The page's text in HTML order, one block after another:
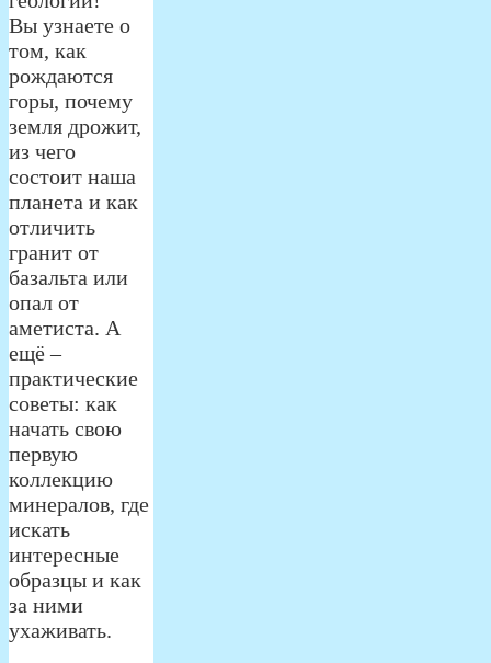
Вы узнаете о
том, как
рождаются
горы, почему
земля дрожит,
из чего
состоит наша
планета и как
отличить
гранит от
базальта или
опал от
аметиста. А
ещё –
практические
советы: как
начать свою
первую
коллекцию
минералов, где
искать
интересные
образцы и как
за ними
ухаживать.